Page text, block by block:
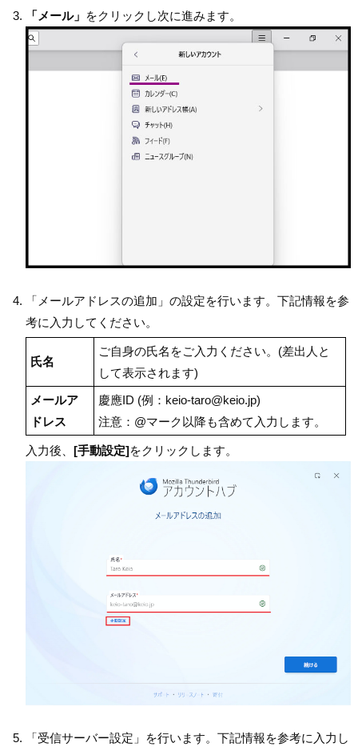
「メール」 をクリックし次に進みます。
「メールアドレスの追加」の設定を行います。下記情報を参
考に入力してください。
氏名
ご自身の氏名をご入力ください。(差出人と
して表示されます)
メールア
ドレス
慶應ID (例：keio-taro@keio.jp)
注意：@マーク以降も含めて入力します。
入力後、[手動設定]をクリックします。
「受信サーバー設定」を行います。下記情報を参考に入力し